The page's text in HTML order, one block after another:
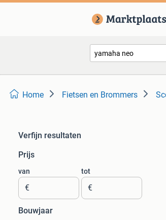
Home Fietsen en Brommers
Verfijn resultaten
Prijs
van
€
tot
€
Bouwjaar